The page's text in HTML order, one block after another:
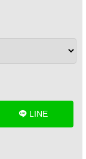
LINE